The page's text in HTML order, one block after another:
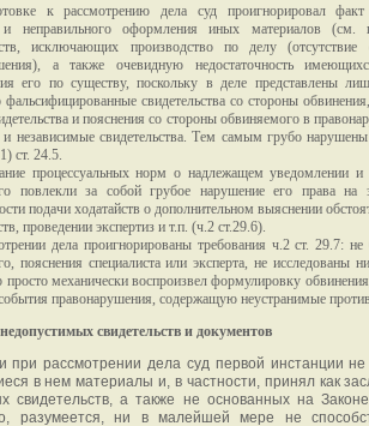
к рассмотрению дела суд проигнорировал факт
и неправильного оформления иных материалов (см.
исключающих производство по делу (отсутствие
а также очевидную недостаточность
его по существу, поскольку в деле представлены
фальсифицированные свидетельства со стороны
и пояснения со стороны обвиняемого в
независимые свидетельства. Тем самым грубо
ст. 24.5.
процессуальных норм о надлежащем уведомлении и
повлекли за собой грубое нарушение его права
подачи ходатайств о дополнительном выяснении
проведении экспертиз и т.п. (ч.2 ст.29.6).
дела проигнорированы требования ч.2 ст. 29.7:
пояснения специалиста или эксперта, не исследованы
просто механически воспроизвел формулировку
правонарушения, содержащую неустранимые
свидетельств и документов
при рассмотрении дела суд первой инстанции
в нем материалы и, в частности, принял как
свидетельств, а также не основанных на
разумеется, ни в малейшей мере не